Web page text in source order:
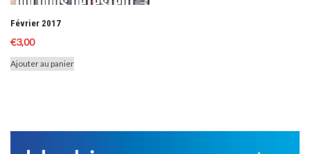
Février 2017
€3,00
Ajouter au panier